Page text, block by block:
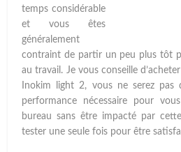
temps considérable
et vous êtes
généralement
contraint de partir un peu plus tôt
au travail. Je vous conseille
Inokim light 2, vous ne serez pas
performance nécessaire pour
bureau sans être impacté par
tester une seule fois pour être